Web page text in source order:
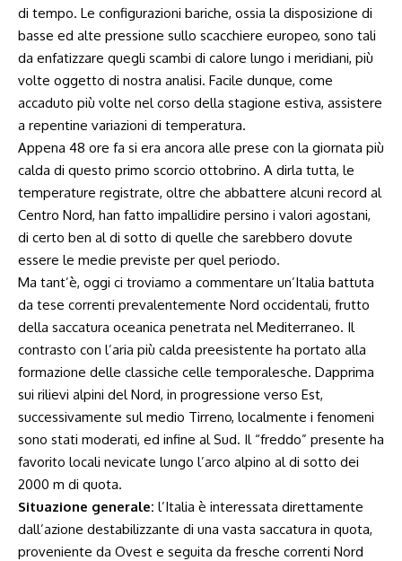
di tempo. Le configurazioni bariche, ossia la disposizione di
basse ed alte pressione sullo scacchiere europeo, sono tali
da enfatizzare quegli scambi di calore lungo i meridiani, più
volte oggetto di nostra analisi. Facile dunque, come
accaduto più volte nel corso della stagione estiva, assistere
a repentine variazioni di temperatura.
Appena 48 ore fa si era ancora alle prese con la giornata più
calda di questo primo scorcio ottobrino. A dirla tutta, le
temperature registrate, oltre che abbattere alcuni record al
Centro Nord, han fatto impallidire persino i valori agostani,
di certo ben al di sotto di quelle che sarebbero dovute
essere le medie previste per quel periodo.
Ma tant’è, oggi ci troviamo a commentare un’Italia battuta
da tese correnti prevalentemente Nord occidentali, frutto
della saccatura oceanica penetrata nel Mediterraneo. Il
contrasto con l’aria più calda preesistente ha portato alla
formazione delle classiche celle temporalesche. Dapprima
sui rilievi alpini del Nord, in progressione verso Est,
successivamente sul medio Tirreno, localmente i fenomeni
sono stati moderati, ed infine al Sud. Il “freddo” presente ha
favorito locali nevicate lungo l’arco alpino al di sotto dei
2000 m di quota.
Situazione generale: l’Italia è interessata direttamente
dall’azione destabilizzante di una vasta saccatura in quota,
proveniente da Ovest e seguita da fresche correnti Nord